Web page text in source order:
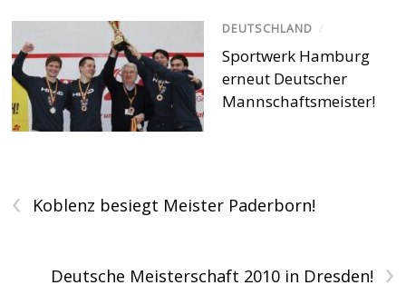
DEUTSCHLAND /
Sportwerk Hamburg
erneut Deutscher
Mannschaftsmeister!
‹ Koblenz besiegt Meister Paderborn!
›
Deutsche Meisterschaft 2010 in Dresden!